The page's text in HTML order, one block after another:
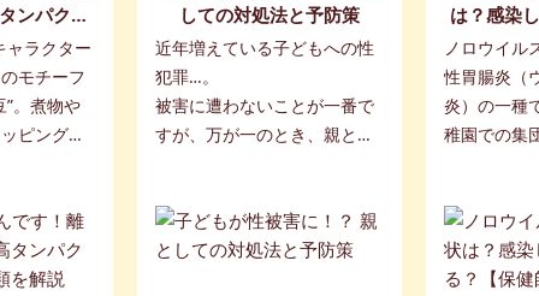
ンパクで
を解説
ャラクター
モチーフ
”。煮物や
ピングや
料理に使
しての対処法と予防策
近年増えている子どもへの性
犯罪…。
被害に遭わないことが一番で
すが、万が一のとき、親とし
ていきます。
は？感染
【保
ノロウイル
性胃腸炎（
炎）の一種
稚園での集
の特徴や症
しますので